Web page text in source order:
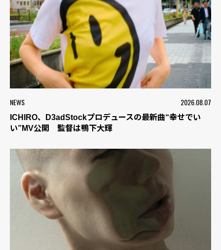
NEWS 2026.08.07
ICHIRO、D3adStockプロデュースの最新曲“幸せでい
い”MV公開 監督は鴨下大輝